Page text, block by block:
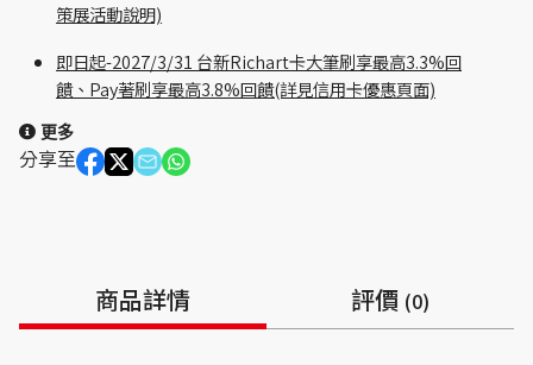
策展活動說明)
即日起-2027/3/31 台新Richart卡大筆刷享最高3.3%回
饋、Pay著刷享最高3.8%回饋(詳見信用卡優惠頁面)
更多
分享至
商品詳情 評價 (0)